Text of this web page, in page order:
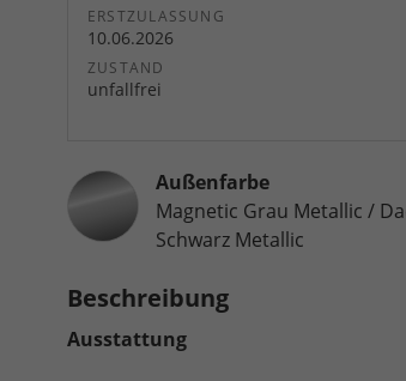
ERSTZULASSUNG
10.06.2026
ZUSTAND
unfallfrei
Außenfarbe
Magnetic Grau Metallic /
Schwarz Metallic
Beschreibung
Ausstattung